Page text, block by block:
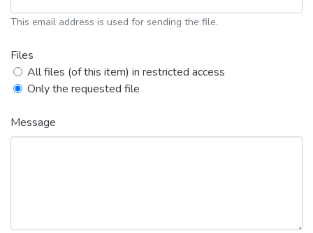
This email address is used for sending the file.
Files
All files (of this item) in restricted access
Only the requested file
Message